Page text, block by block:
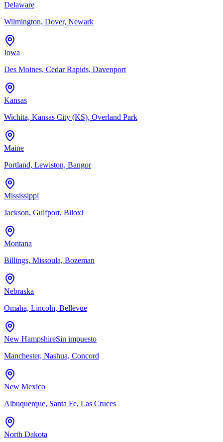
Delaware
Wilmington, Dover, Newark
Iowa
Des Moines, Cedar Rapids, Davenport
Kansas
Wichita, Kansas City (KS), Overland Park
Maine
Portland, Lewiston, Bangor
Mississippi
Jackson, Gulfport, Biloxi
Montana
Billings, Missoula, Bozeman
Nebraska
Omaha, Lincoln, Bellevue
New HampshireSin impuesto
Manchester, Nashua, Concord
New Mexico
Albuquerque, Santa Fe, Las Cruces
North Dakota